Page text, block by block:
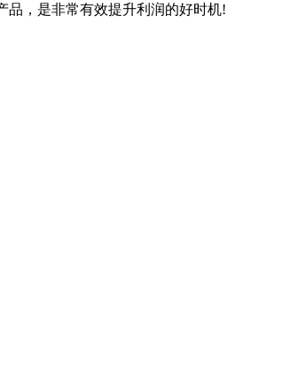
，是非常有效提升利润的好时机!